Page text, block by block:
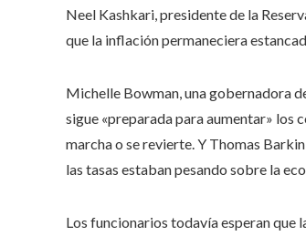
Neel Kashkari, presidente de la
que la inflación permaneciera
Michelle Bowman, una gobernadora
sigue «preparada para aumentar» los
marcha o se revierte. Y Thomas
las tasas estaban pesando sobre la
Los funcionarios todavía esperan que